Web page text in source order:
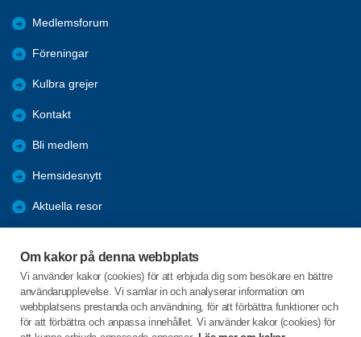
Om kakor på denna webbplats
Vi använder kakor (cookies) för att erbjuda dig som besökare en bättre
användarupplevelse. Vi samlar in och analyserar information om
webbplatsens prestanda och användning, för att förbättra funktioner och
för att förbättra och anpassa innehållet. Vi använder kakor (cookies) för
Medlemsforum
Föreningar
Kulbra grejer
Kontakt
Bli medlem
Hemsidesnytt
Aktuella resor
Trygghetsringning
Gårdsrådet